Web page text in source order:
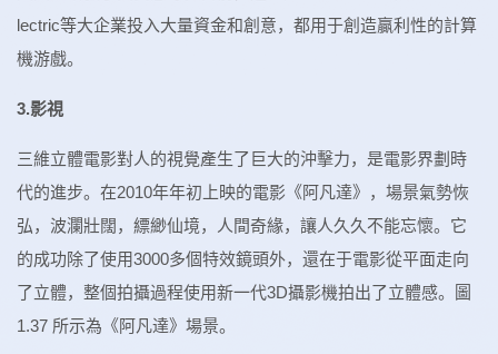
lectric等大企業投入大量資金和創意，都用于創造贏利性的計算
機游戲。
3.影視
三維立體電影對人的視覺產生了巨大的沖擊力，是電影界劃時
代的進步。在2010年年初上映的電影《阿凡達》，場景氣勢恢
弘，波瀾壯闊，縹緲仙境，人間奇緣，讓人久久不能忘懷。它
的成功除了使用3000多個特效鏡頭外，還在于電影從平面走向
了立體，整個拍攝過程使用新一代3D攝影機拍出了立體感。圖
1.37 所示為《阿凡達》場景。